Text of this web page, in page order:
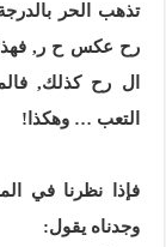
تذهب الحر
رح عكس ح ر, فهذا
ال رح كذلك,
التعب … وهكذا!
فإذا نظرنا في
وجدناه يقول: